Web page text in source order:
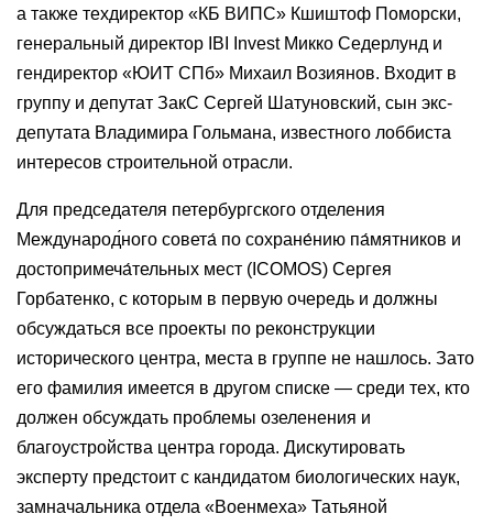
а также техдиректор «КБ ВИПС» Кшиштоф Поморски,
генеральный директор IBI Invest Микко Седерлунд и
гендиректор «ЮИТ СПб» Михаил Возиянов. Входит в
группу и депутат ЗакС Сергей Шатуновский, сын экс-
депутата Владимира Гольмана, известного лоббиста
интересов строительной отрасли.
Для председателя петербургского отделения
Международ́ного совета́ по сохране́нию па́мятников и
достопримеча́тельных мест (ICOMOS) Сергея
Горбатенко, с которым в первую очередь и должны
обсуждаться все проекты по реконструкции
исторического центра, места в группе не нашлось. Зато
его фамилия имеется в другом списке — среди тех, кто
должен обсуждать проблемы озеленения и
благоустройства центра города. Дискутировать
эксперту предстоит с кандидатом биологических наук,
замначальника отдела «Военмеха» Татьяной